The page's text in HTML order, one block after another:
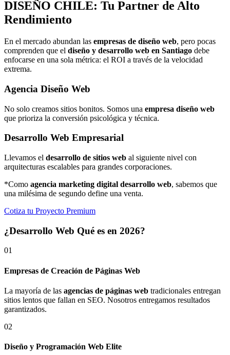
DISEÑO CHILE: Tu Partner de Alto
Rendimiento
En el mercado abundan las empresas de diseño web, pero pocas
comprenden que el diseño y desarrollo web en Santiago debe
enfocarse en una sola métrica: el ROI a través de la velocidad
extrema.
Agencia Diseño Web
No solo creamos sitios bonitos. Somos una empresa diseño web
que prioriza la conversión psicológica y técnica.
Desarrollo Web Empresarial
Llevamos el desarrollo de sitios web al siguiente nivel con
arquitecturas escalables para grandes corporaciones.
*Como agencia marketing digital desarrollo web, sabemos que
una milésima de segundo define una venta.
Cotiza tu Proyecto Premium
¿Desarrollo Web Qué es en 2026?
01
Empresas de Creación de Páginas Web
La mayoría de las agencias de páginas web tradicionales entregan
sitios lentos que fallan en SEO. Nosotros entregamos resultados
garantizados.
02
Diseño y Programación Web Elite